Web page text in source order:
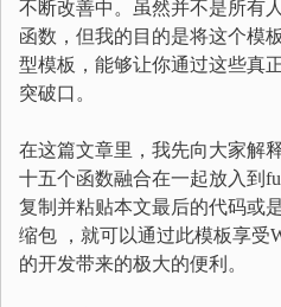
不断改善中。虽然并不是所有
函数，但我的目的是将这个模
型模板，能够让你通过这些真
突破口。
在这篇文章里，我先向大家解
十五个函数融合在一起放入到
复制并粘贴本文最后的代码或
缩包 ，就可以通过此模板享受
的开发带来的极大的便利。